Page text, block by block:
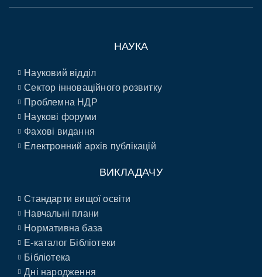
НАУКА
Науковий відділ
Сектор інноваційного розвитку
Проблемна НДР
Наукові форуми
Фахові видання
Електронний архів публікацій
ВИКЛАДАЧУ
Стандарти вищої освіти
Навчальні плани
Нормативна база
E-каталог Бібліотеки
Бібліотека
Дні народження